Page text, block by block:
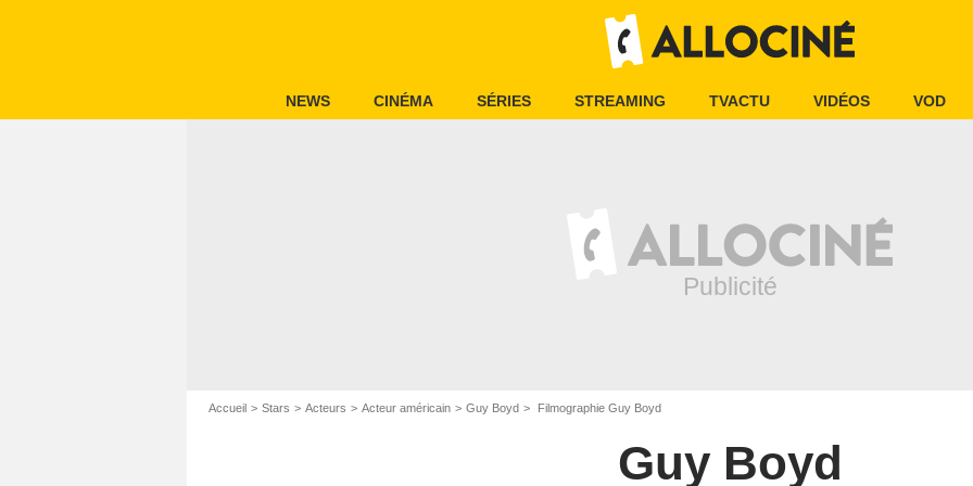
NEWS CINÉMA SÉRIES STREAMING TVACTU VIDÉOS VOD
Accueil Stars Acteurs Acteur américain Guy Boyd Filmographie Guy Boyd
Guy Boyd